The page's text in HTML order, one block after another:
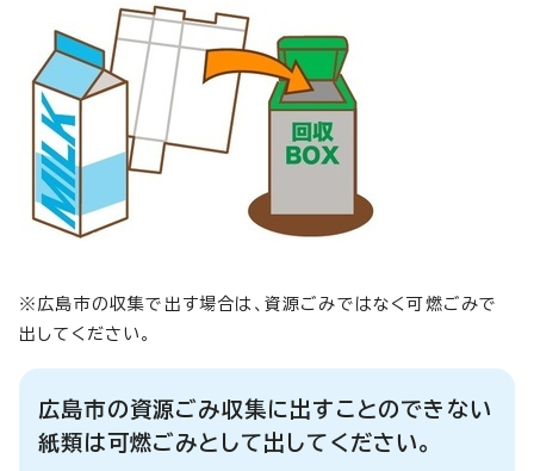
※広島市の収集で出す場合は、資源ごみではなく可燃ごみで
出してください。
広島市の資源ごみ収集に出すことのできない
紙類は可燃ごみとして出してください。